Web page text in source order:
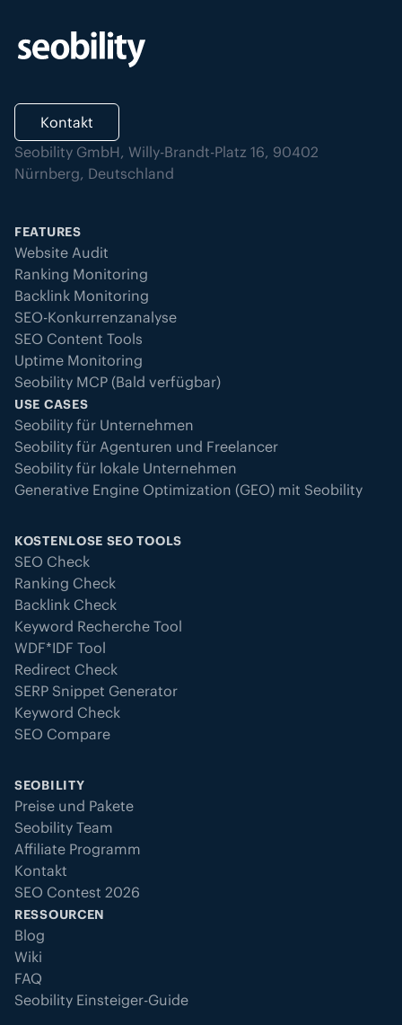
Kontakt
Seobility GmbH, Willy-Brandt-Platz 16, 90402
Nürnberg, Deutschland
FEATURES
Website Audit
Ranking Monitoring
Backlink Monitoring
SEO-Konkurrenzanalyse
SEO Content Tools
Uptime Monitoring
Seobility MCP (Bald verfügbar)
USE CASES
Seobility für Unternehmen
Seobility für Agenturen und Freelancer
Seobility für lokale Unternehmen
Generative Engine Optimization (GEO) mit Seobility
KOSTENLOSE SEO TOOLS
SEO Check
Ranking Check
Backlink Check
Keyword Recherche Tool
WDF*IDF Tool
Redirect Check
SERP Snippet Generator
Keyword Check
SEO Compare
SEOBILITY
Preise und Pakete
Seobility Team
Affiliate Programm
Kontakt
SEO Contest 2026
RESSOURCEN
Blog
Wiki
FAQ
Seobility Einsteiger-Guide